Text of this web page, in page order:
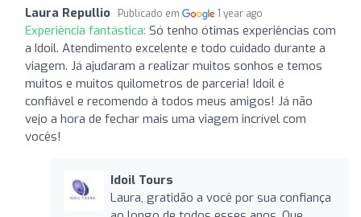
Laura Repullio Publicado em 1 year ago
Experiência fantástica: Só tenho ótimas experiências com
a Idoil. Atendimento excelente e todo cuidado durante a
viagem. Já ajudaram a realizar muitos sonhos e temos
muitos e muitos quilometros de parceria! Idoil é
confiável e recomendo à todos meus amigos! Já não
vejo a hora de fechar mais uma viagem incrível com
vocês!
Idoil Tours
Laura, gratidão a você por sua confiança